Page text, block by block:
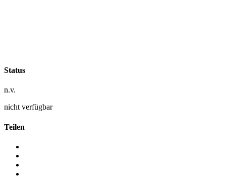
Status
n.v.
nicht verfügbar
Teilen